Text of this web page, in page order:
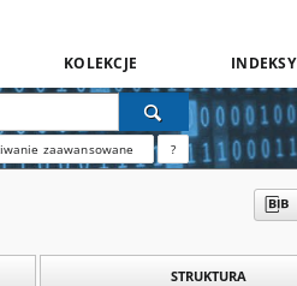
KOLEKCJE INDEKSY
zaawansowane ?
STRUKTURA